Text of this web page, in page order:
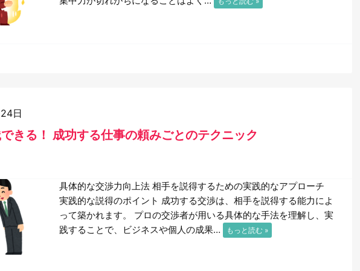
日
きる！ 成功する仕事の頼みごとのテクニック
具体的な交渉力向上法 相手を説得するための実践的なアプローチ
実践的な説得のポイント 成功する交渉は、相手を説得する能力によ
って築かれます。 プロの交渉者が用いる具体的な手法を理解し、実
践することで、ビジネスや個人の成果…
もっと読む »